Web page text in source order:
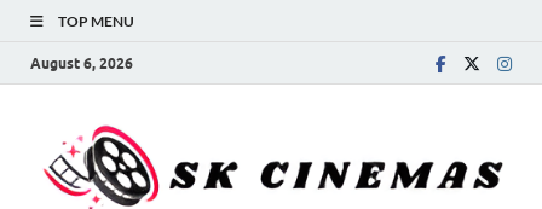
TOP MENU
August 6, 2026